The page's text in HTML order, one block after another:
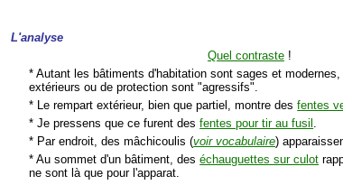
L'analyse
Quel contraste!
* Autant les bâtiments d'habitation sont sages et
extérieurs ou de protection sont "agressifs".
* Le rempart extérieur, bien que partiel, montre desfentes
* Je pressens que ce furent desfentes pour tir au fusil .
* Par endroit, des mâchicoulis (voir vocabulaire)
* Au sommet d'un bâtiment, deséchauguettes sur culot
ne sont là que pour l'apparat.